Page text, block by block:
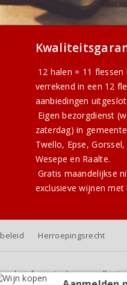
12 halen = 11 flessen
verrekend in een 12
aanbiedingen
Eigen bezorgdienst
zaterdag) in
Twello, Epse,
Wesepe en Raalte.
Gratis maandelijkse
exclusieve wijnen met
Herroepingsrecht
exclusief eventuele